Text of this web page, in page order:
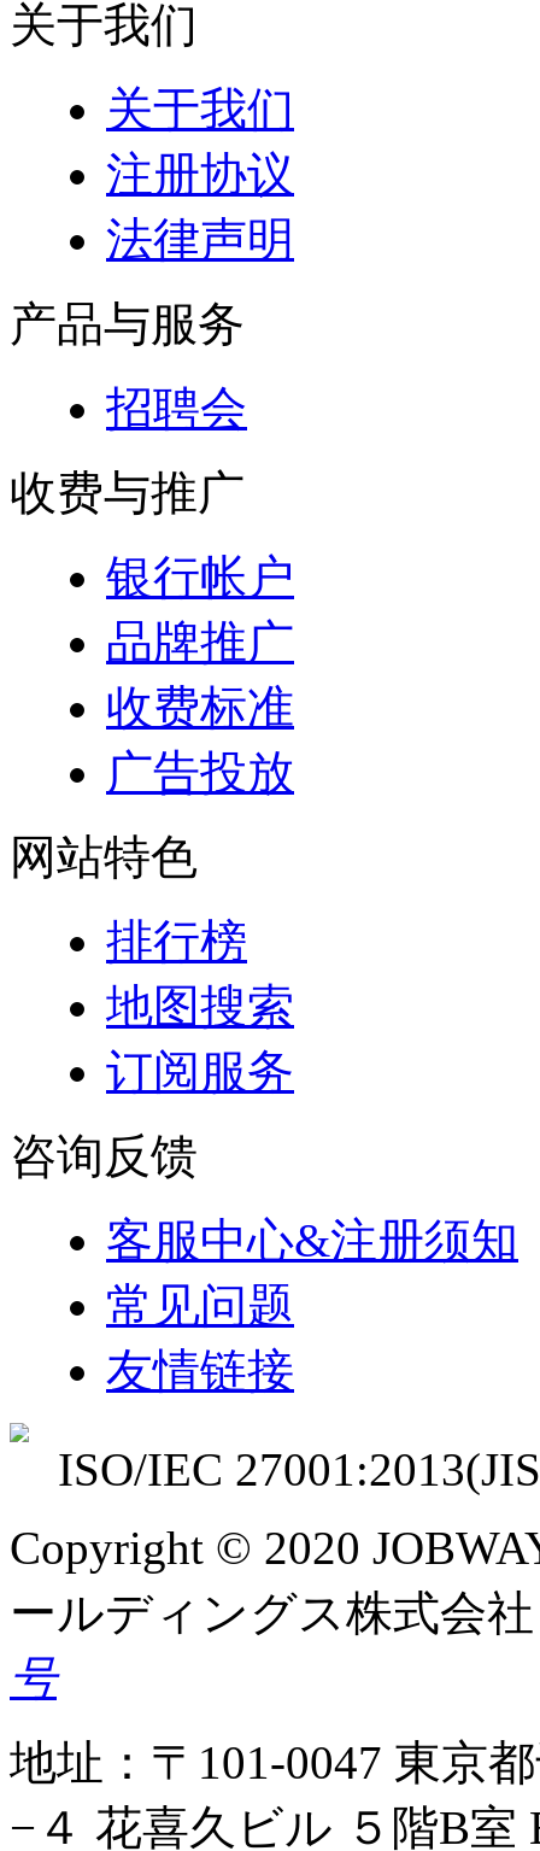
关于我们
关于我们
注册协议
法律声明
产品与服务
招聘会
收费与推广
银行帐户
品牌推广
收费标准
广告投放
网站特色
排行榜
地图搜索
订阅服务
咨询反馈
客服中心&注册须知
常见问题
友情链接
ISO/IEC
Copyright © 2020
ールディングス株式会
号
地址：〒101-0047 東京
−４ 花喜久ビル ５階B室